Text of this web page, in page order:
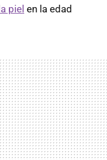
piel en la edad